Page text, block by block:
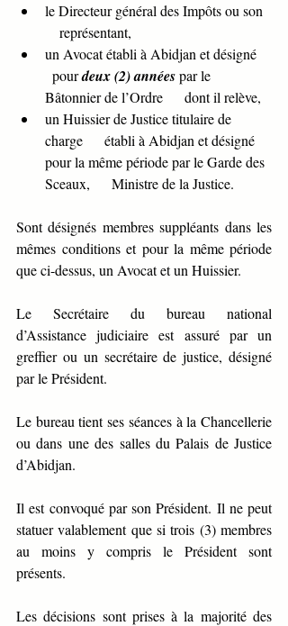
le Directeur général des Impôts ou son
    représentant,
un Avocat établi à Abidjan et désigné
  pour
deux (2) années par le
Bâtonnier de l’Ordre      dont il relève,
un Huissier de Justice titulaire de
charge      établi à Abidjan et désigné
pour la même période par le Garde des
Sceaux,      Ministre de la Justice.
Sont désignés membres suppléants dans les
mêmes conditions et pour la même période
que ci-dessus, un Avocat et un Huissier.
Le Secrétaire du bureau national
d’Assistance judiciaire est assuré par un
greffier ou un secrétaire de justice, désigné
par le Président.
Le bureau tient ses séances à la Chancellerie
ou dans une des salles du Palais de Justice
d’Abidjan.
Il est convoqué par son Président. Il ne peut
statuer valablement que si trois (3) membres
au moins y compris le Président sont
présents.
Les décisions sont prises à la majorité des